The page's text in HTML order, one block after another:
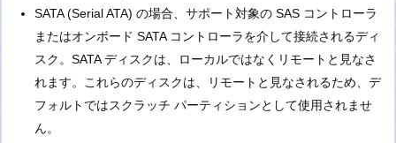
SATA (Serial ATA) の場合、サポート対象の SAS コントローラ
またはオンボード SATA コントローラを介して接続されるディ
スク。SATA ディスクは、ローカルではなくリモートと見なさ
れます。これらのディスクは、リモートと見なされるため、デ
フォルトではスクラッチ パーティションとして使用されませ
ん。